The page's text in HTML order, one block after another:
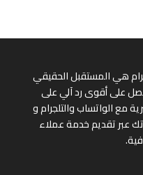
هي المستقبل الحقيقي
على أقوى رد آلي على
مع الواتساب والتلجرام و
عبر تقديم خدمة عملاء